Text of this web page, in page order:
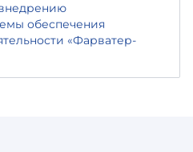
обеспечения
«Фарватер-